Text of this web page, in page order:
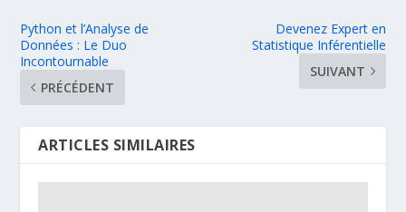
Python et l’Analyse de
Données : Le Duo
Incontournable
PRÉCÉDENT
Devenez Expert en
Statistique Inférentielle
SUIVANT
ARTICLES SIMILAIRES